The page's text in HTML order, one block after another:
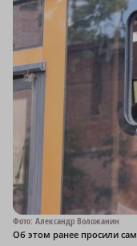
Фото: Александр Воложанин
Об этом ранее просили